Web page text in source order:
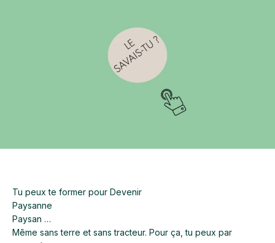
Tu peux te former pour Devenir
Paysanne
Paysan …
Même sans terre et sans tracteur. Pour ça, tu peux par